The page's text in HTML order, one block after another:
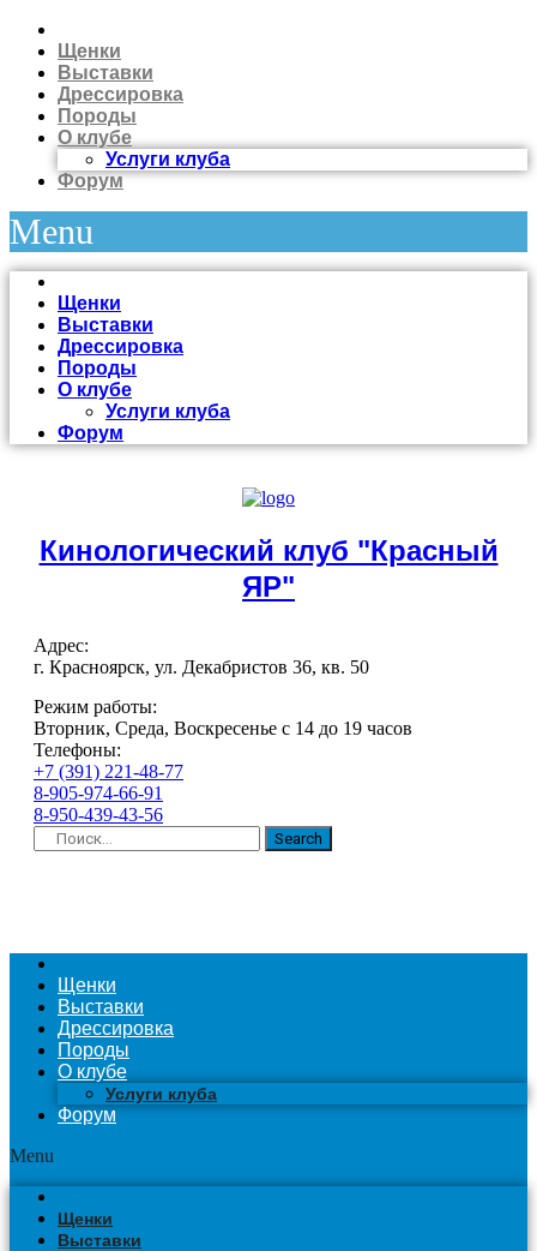
Щенки
Выставки
Дрессировка
Породы
О клубе
Услуги клуба
Форум
Menu
Щенки
Выставки
Дрессировка
Породы
О клубе
Услуги клуба
Форум
Кинологический клуб "Красный
ЯР"
Адрес:
г. Красноярск, ул. Декабристов 36, кв. 50
Режим работы:
Вторник, Среда, Воскресенье с 14 до 19 часов
Телефоны:
+7 (391) 221-48-77
8-905-974-66-91
8-950-439-43-56
Search
Щенки
Выставки
Дрессировка
Породы
О клубе
Услуги клуба
Форум
Menu
Щенки
Выставки